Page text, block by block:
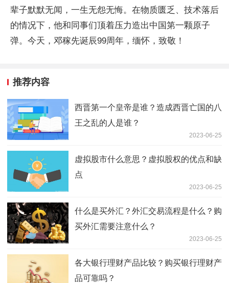
辈子默默无闻，一生无怨无悔。在物质匮乏、技术落后
的情况下，他和同事们顶着压力造出中国第一颗原子
弹。今天，邓稼先诞辰99周年，缅怀，致敬！
推荐内容
西晋第一个皇帝是谁？造成西晋亡国的八
王之乱的人是谁？
2023-06-25
虚拟股市什么意思？虚拟股权的优点和缺
点
2023-06-25
什么是买外汇？外汇交易流程是什么？购
买外汇需要注意什么？
2023-06-25
各大银行理财产品比较？购买银行理财产
品可靠吗？